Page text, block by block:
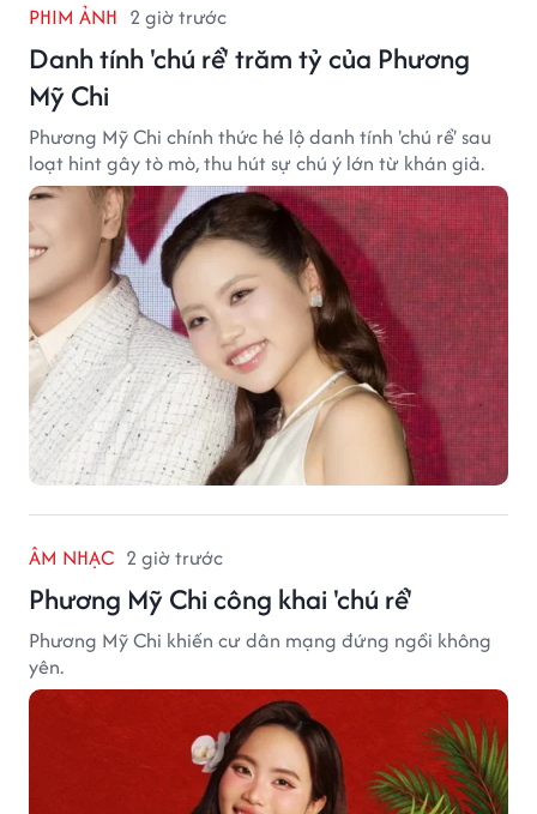
PHIM ẢNH 2 giờ trước
Danh tính 'chú rể' trăm tỷ của Phương
Mỹ Chi
Phương Mỹ Chi chính thức hé lộ danh tính 'chú rể' sau
loạt hint gây tò mò, thu hút sự chú ý lớn từ khán giả.
ÂM NHẠC 2 giờ trước
Phương Mỹ Chi công khai 'chú rể'
Phương Mỹ Chi khiến cư dân mạng đứng ngồi không
yên.